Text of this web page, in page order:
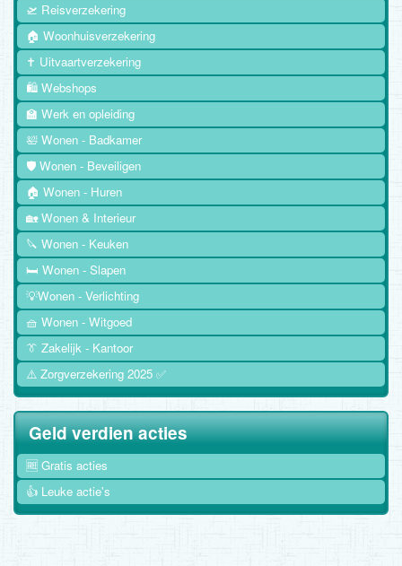
🛫 Reisverzekering
🏠 Woonhuisverzekering
✝️ Uitvaartverzekering
🛍️ Webshops
🏫 Werk en opleiding
🛀 Wonen - Badkamer
🛡️ Wonen - Beveiligen
🏠 Wonen - Huren
🏡 Wonen & Interieur
🔪 Wonen - Keuken
🛏️ Wonen - Slapen
💡Wonen - Verlichting
🧺 Wonen - Witgoed
👔 Zakelijk - Kantoor
⚠️ Zorgverzekering 2025 ✅
Geld verdien acties
🆓 Gratis acties
👍 Leuke actie's